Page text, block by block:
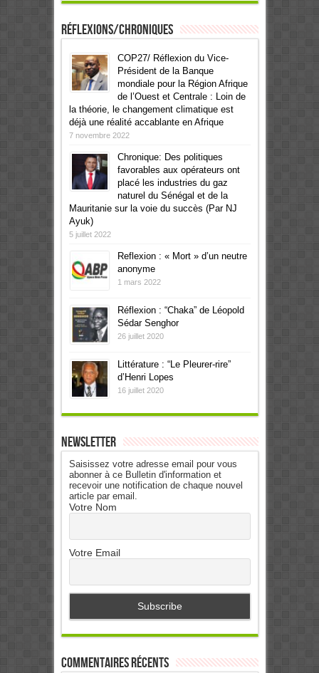
Réflexions/Chroniques
COP27/ Réflexion du Vice-
Président de la Banque
mondiale pour la Région Afrique
de l’Ouest et Centrale : Loin de
la théorie, le changement climatique est
déjà une réalité accablante en Afrique
7 novembre 2022
Chronique: Des politiques
favorables aux opérateurs ont
placé les industries du gaz
naturel du Sénégal et de la
Mauritanie sur la voie du succès (Par NJ
Ayuk)
5 juillet 2022
Reflexion : « Mort » d’un neutre
anonyme
1 mars 2022
Réflexion : “Chaka” de Léopold
Sédar Senghor
26 juillet 2020
Littérature : “Le Pleurer-rire”
d’Henri Lopes
16 juillet 2020
Newsletter
Saisissez votre adresse email pour vous
abonner à ce Bulletin d'information et
recevoir une notification de chaque nouvel
article par email.
Votre Nom
Votre Email
Commentaires récents